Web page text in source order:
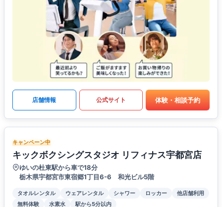
店舗情報 公式サイト 体験・相談予約
キャンペーン中
キックボクシングスタジオ リフィナス宇都宮店
ゆいの杜東駅から車で18分
栃木県宇都宮市東宿郷1丁目6-6 和光ビル5階
タオルレンタル ウェアレンタル シャワー ロッカー
他店舗利用
無料体験
水素水 駅から5分以内